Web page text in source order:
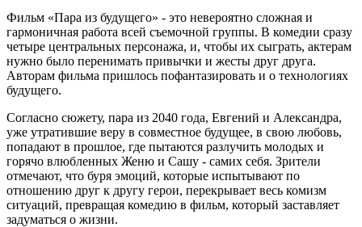
Фильм «Пара из будущего» - это невероятно сложная и
гармоничная работа всей съемочной группы. В комедии сразу
четыре центральных персонажа, и, чтобы их сыграть, актерам
нужно было перенимать привычки и жесты друг друга.
Авторам фильма пришлось пофантазировать и о технологиях
будущего.
Согласно сюжету, пара из 2040 года, Евгений и Александра,
уже утратившие веру в совместное будущее, в свою любовь,
попадают в прошлое, где пытаются разлучить молодых и
горячо влюбленных Женю и Сашу - самих себя. Зрители
отмечают, что буря эмоций, которые испытывают по
отношению друг к другу герои, перекрывает весь комизм
ситуаций, превращая комедию в фильм, который заставляет
задуматься о жизни.